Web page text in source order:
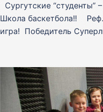
Сургутские
Школа баскетбола!!
игра! Победитель